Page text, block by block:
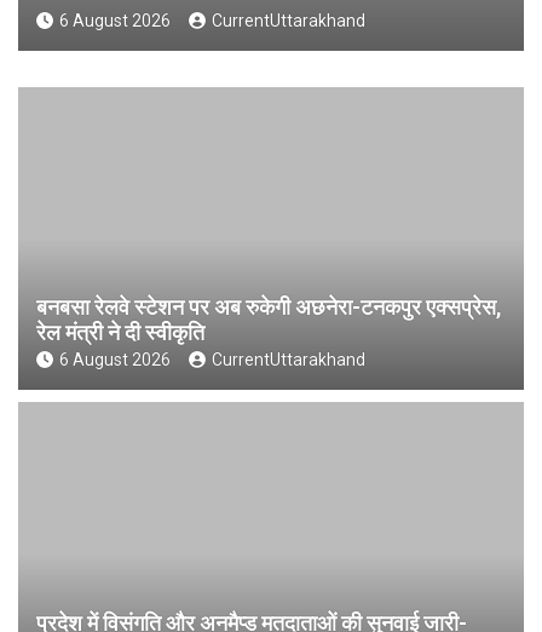
6 August 2026 CurrentUttarakhand
बनबसा रेलवे स्टेशन पर अब रुकेगी अछनेरा-टनकपुर एक्सप्रेस,
रेल मंत्री ने दी स्वीकृति
6 August 2026 CurrentUttarakhand
प्रदेश में विसंगति और अनमैप्ड मतदाताओं की सुनवाई जारी-